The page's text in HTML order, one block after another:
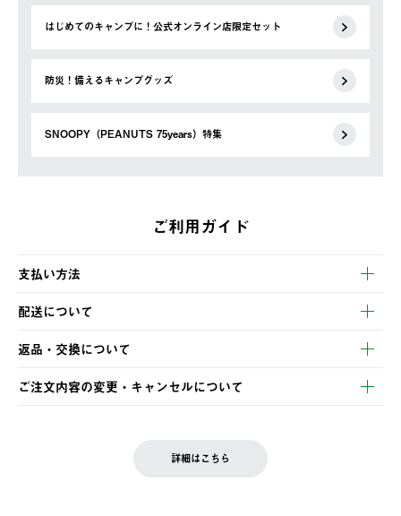
はじめてのキャンプに！公式オンライン店限定セット
防災！備えるキャンプグッズ
SNOOPY（PEANUTS 75years）特集
ご利用ガイド
支払い方法
以下のいずれかの方法でお支払いいただけます。
・クレジットカード決済
・コンビニ決済
・Pay-easy決済
配送について
【発送スケジュール】
ご注文・ご入金完了より2営業日以内に商品を発送いたします。
土日祝の発送はございませんので、木曜日以降のご注文は週明け
の発送となる場合がございます。
返品・交換について
※お客様都合の場合
お客様都合の返品にかかる送料は、お客様ご負担とさせていただ
ご注文内容の変更・キャンセルについて
LOGOS FAMILY会員の方は、会員マイページ内 購入履歴画面に
詳細はこちら